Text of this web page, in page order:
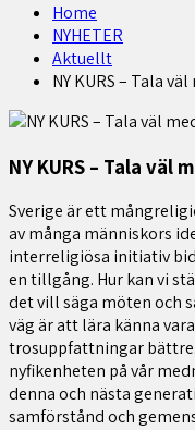
Home
NYHETER
Aktuellt
NY KURS – Tala
NY KURS – Tala väl
Sverige är ett
av många människors
interreligiösa initiativ
en tillgång. Hur kan vi
det vill säga möten och
väg är att lära känna
trosuppfattningar
nyfikenheten på vår
denna och nästa
samförstånd och